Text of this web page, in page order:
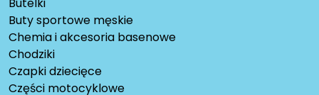
Butelki
Buty sportowe męskie
Chemia i akcesoria basenowe
Chodziki
Czapki dziecięce
Części motocyklowe